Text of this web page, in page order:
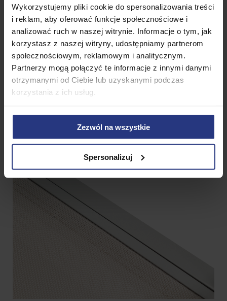
Wykorzystujemy pliki cookie do spersonalizowania treści
i reklam, aby oferować funkcje społecznościowe i
analizować ruch w naszej witrynie. Informacje o tym, jak
korzystasz z naszej witryny, udostępniamy partnerom
społecznościowym, reklamowym i analitycznym.
Partnerzy mogą połączyć te informacje z innymi danymi
otrzymanymi od Ciebie lub uzyskanymi podczas
korzystania z ich usług.
Zezwól na wszystkie
Spersonalizuj